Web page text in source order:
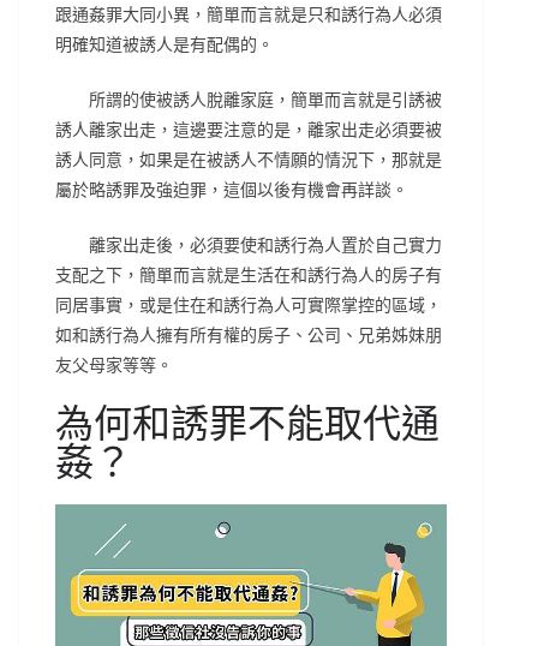
跟通姦罪大同小異，簡單而言就是只和誘行為人必須
明確知道被誘人是有配偶的。
所謂的使被誘人脫離家庭，簡單而言就是引誘被
誘人離家出走，這邊要注意的是，離家出走必須要被
誘人同意，如果是在被誘人不情願的情況下，那就是
屬於略誘罪及強迫罪，這個以後有機會再詳談。
離家出走後，必須要使和誘行為人置於自己實力
支配之下，簡單而言就是生活在和誘行為人的房子有
同居事實，或是住在和誘行為人可實際掌控的區域，
如和誘行為人擁有所有權的房子、公司、兄弟姊妹朋
友父母家等等。
為何和誘罪不能取代通
姦？